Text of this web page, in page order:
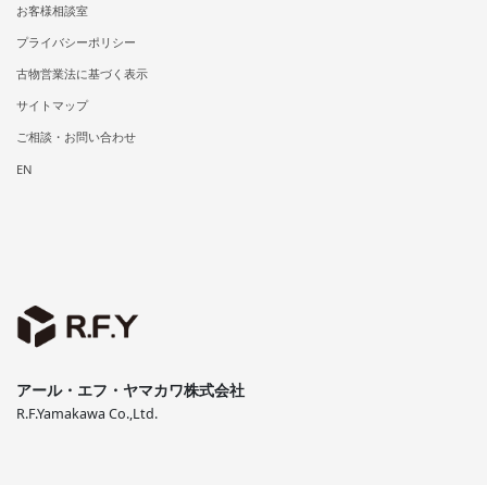
お客様相談室
プライバシーポリシー
古物営業法に基づく表示
サイトマップ
ご相談・お問い合わせ
EN
アール・エフ・ヤマカワ株式会社
R.F.Yamakawa Co.,Ltd.